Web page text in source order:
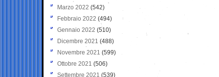
Marzo 2022 (542)
Febbraio 2022 (494)
Gennaio 2022 (510)
Dicembre 2021 (488)
Novembre 2021 (599)
Ottobre 2021 (506)
Settembre 2021 (539)